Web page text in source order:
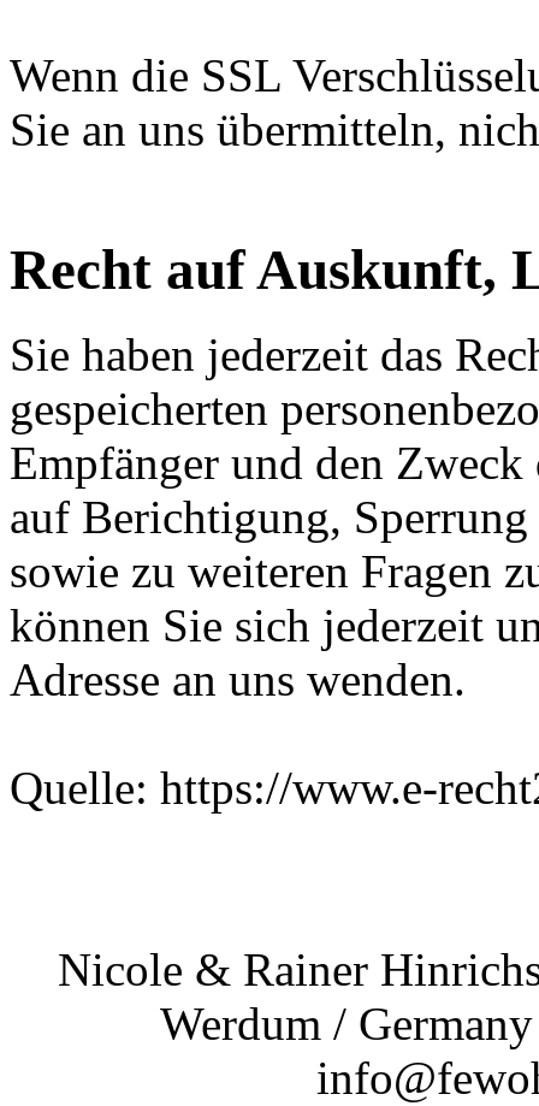
Wenn die SSL
Sie an uns übermitteln,
Recht auf Auskunft,
Sie haben jederzeit das
gespeicherten
Empfänger und den
auf Berichtigung,
sowie zu weiteren Fragen
können Sie sich jederzeit
Adresse an uns wenden.
Quelle: https://www.e-
Nicole & Rainer
Werdum /